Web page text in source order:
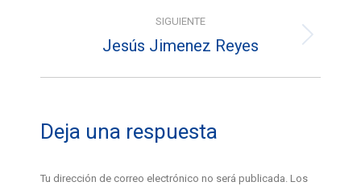
SIGUIENTE
Álbum
Jesús Jimenez Reyes
Deja una respuesta
Tu dirección de correo electrónico no será publicada. Los